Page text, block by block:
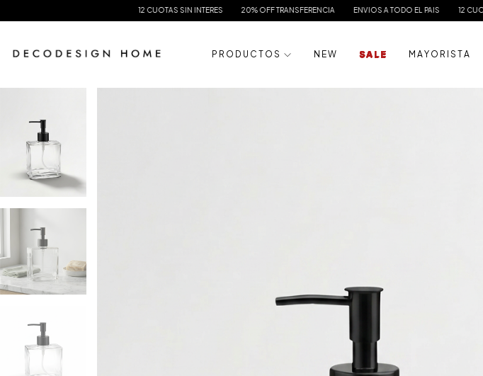
12 CUOTAS SIN INTERES 20% OFF TRANSFERENCIA ENVIOS A TODO EL PAIS 12 CUOTAS SIN INTERES
P R O D U C T O S N E W S A L E M A Y O R I S T A